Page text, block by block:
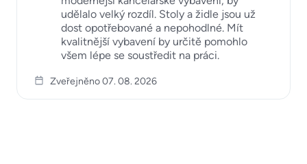
udělalo velký rozdíl. Stoly a židle jsou už
dost opotřebované a nepohodlné. Mít
kvalitnější vybavení by určitě pomohlo
všem lépe se soustředit na práci.
Zveřejněno 07. 08. 2026